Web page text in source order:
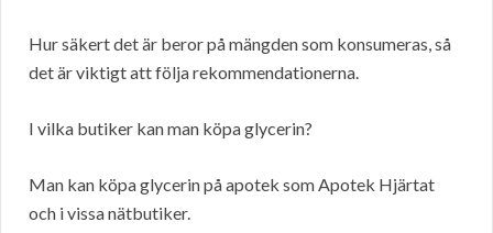
Hur säkert det är beror på mängden som konsumeras, så
det är viktigt att följa rekommendationerna.
I vilka butiker kan man köpa glycerin?
Man kan köpa glycerin på apotek som Apotek Hjärtat
och i vissa nätbutiker.